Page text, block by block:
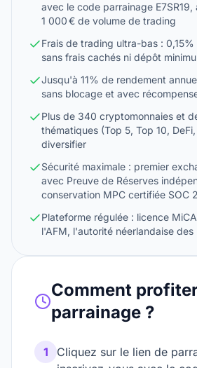
Comment
parrainage ?
1
Cliquez sur le lien de
avec le code parrainage
1 000 € de volume de trading
Frais de trading ultra-bas :
sans frais cachés ni dépôt
Jusqu'à 11% de rendement
sans blocage et avec
Plus de 340 cryptomonnaies et
thématiques (Top 5, Top 10,
diversifier
Sécurité maximale : premier
avec Preuve de Réserves
conservation MPC certifiée SOC
Plateforme régulée : licence
l'AFM, l'autorité néerlandaise